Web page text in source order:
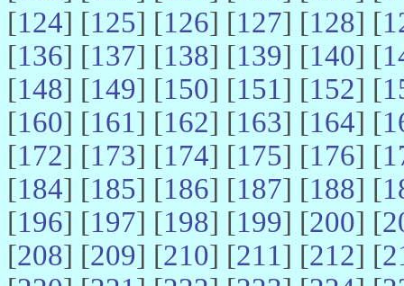
[124] [125] [126] [127] [128] [
[136] [137] [138] [139] [140] [
[148] [149] [150] [151] [152] [
[160] [161] [162] [163] [164] [
[172] [173] [174] [175] [176] [
[184] [185] [186] [187] [188] [
[196] [197] [198] [199] [200] [
[208] [209] [210] [211] [212] [